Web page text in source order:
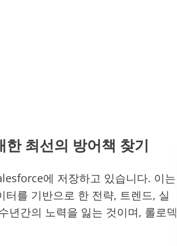
최선의 방어책 찾기
에 저장하고 있습니다. 이는
를 기반으로 한 전략, 트렌드, 실
년간의 노력을 잃는 것이며, 롤로덱